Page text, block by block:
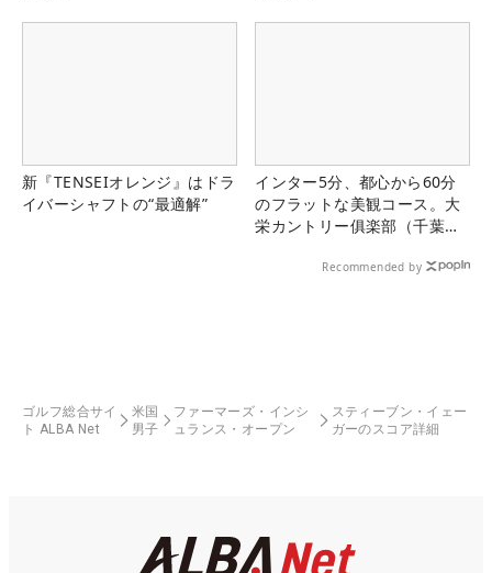
新『TENSEIオレンジ』はドラ
イバーシャフトの“最適解”
インター5分、都心から60分
のフラットな美観コース。大
栄カントリー俱楽部（千葉
Recommended by
ゴルフ総合サイ
ト ALBA Net
米国
男子
ファーマーズ・インシ
ュランス・オープン
スティーブン・イェー
ガーのスコア詳細